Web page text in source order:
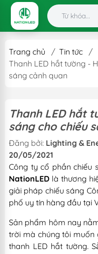
Trang chủ / Tin tức
/
Thanh LED hắt tường -
sáng cảnh quan
Thanh LED hắt
sáng cho chiếu
Đăng bởi: Lighting &
20/05/2021
Công ty cổ phần chiếu
NationLED là thương
giải pháp chiếu sáng
phố uy tín hàng đầu tại
Sản phẩm hôm nay
trời mà chúng tôi muốn
thanh LED hắt tường. S